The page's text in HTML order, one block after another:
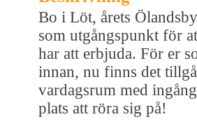
Bo i Löt, årets
som utgångspunkt för
har att erbjuda. För er
innan, nu finns det
vardagsrum med
plats att röra sig på!